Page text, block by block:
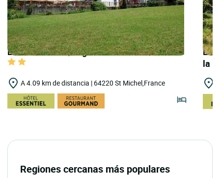
LOGIS HOTELS | Logis Hôtel Xoko-Goxoa
A 4.09 km de distancia | 64220 St Michel,France
la
Regiones cercanas más populares